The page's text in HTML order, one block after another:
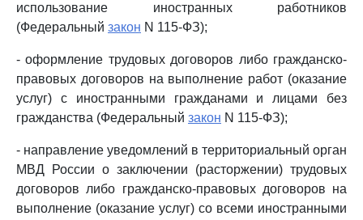
использование иностранных работников
(Федеральный закон N 115-ФЗ);
- оформление трудовых договоров либо гражданско-
правовых договоров на выполнение работ (оказание
услуг) с иностранными гражданами и лицами без
гражданства (Федеральный закон N 115-ФЗ);
- направление уведомлений в территориальный орган
МВД России о заключении (расторжении) трудовых
договоров либо гражданско-правовых договоров на
выполнение (оказание услуг) со всеми иностранными